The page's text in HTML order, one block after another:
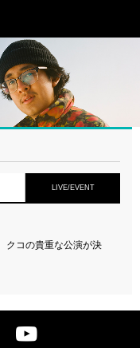
LIVE/EVENT
クコの貴重な公演が決